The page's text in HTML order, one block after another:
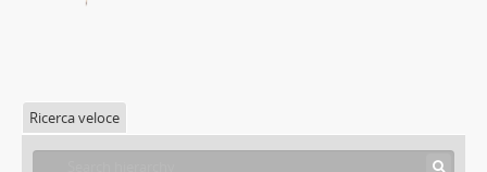
Ricerca veloce